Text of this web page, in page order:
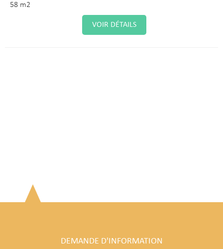
58 m2
VOIR DÉTAILS
DEMANDE D'INFORMATION